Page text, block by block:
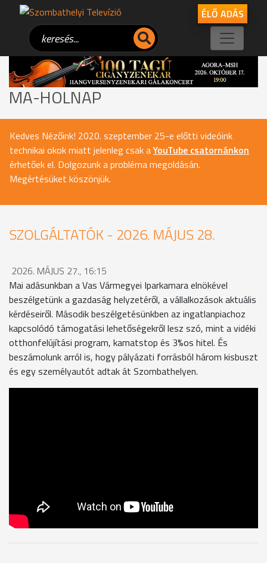
ÉLŐ ADÁS
MA-HOLNAP
Kedves Nézőink! 2020. szeptember 25-e előtti videóink
technikai okok miatt jelenleg csak aYouTube csatornánkon
érhetőek el. Dolgozunk a probléma megoldásán.
Megértésüket köszönjük.
SZOLGÁLTATÓK - 2026. MÁJUS 28.
2026. MÁJUS 27., 16:15
Mai adásunkban a Vas Vármegyei Iparkamara elnökével
beszélgetünk a gazdaság helyzetéről, a vállalkozások aktuális
kérdéseiről. Második beszélgetésünkben az ingatlanpiachoz
kapcsolódó támogatási lehetőségekről lesz szó, mint a vidéki
otthonfelújítási program, kamatstop és 3%os hitel. És
beszámolunk arról is, hogy pályázati forrásból három kisbuszt
és egy személyautót adtak át Szombathelyen.